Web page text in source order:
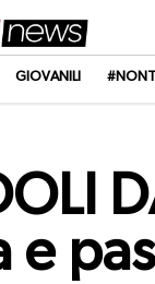
GIOVANILI
e